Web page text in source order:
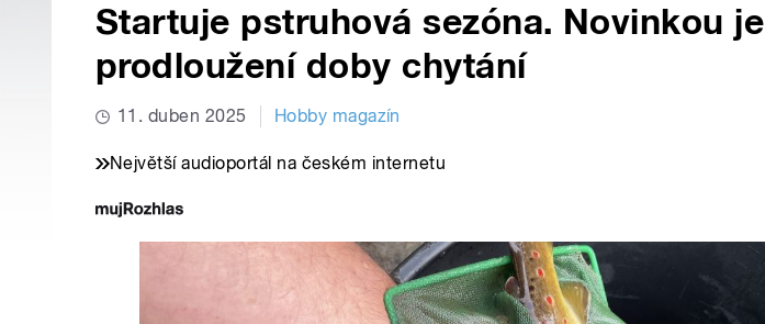
Startuje pstruhová sezóna. Novinkou je
prodloužení doby chytání
11. duben 2025 Hobby magazín
Největší audioportál na českém internetu